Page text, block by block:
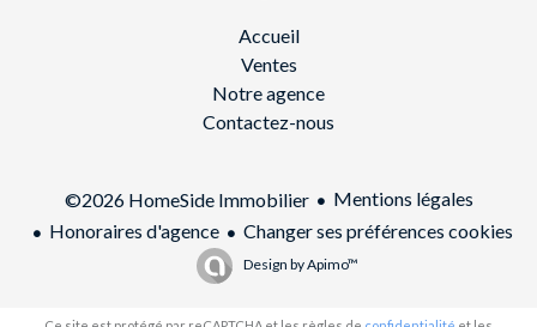
Accueil
Ventes
Notre agence
Contactez-nous
©2026 HomeSide Immobilier
Mentions légales
Honoraires d'agence
Changer ses préférences cookies
Design byApimo™